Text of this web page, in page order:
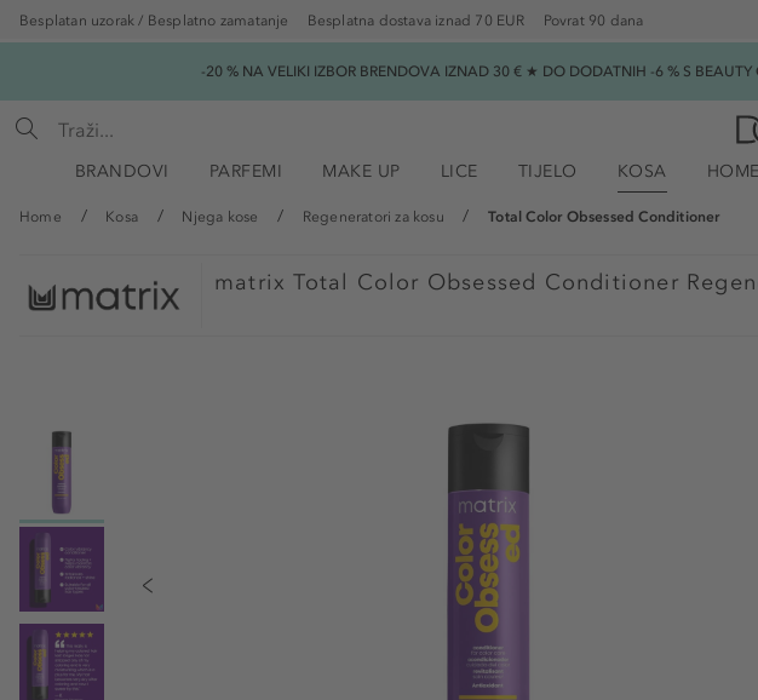
Besplatan uzorak / Besplatno zamatanje Besplatna dostava iznad 70 EUR Povrat 90 dana
-20 % NA VELIKI IZBOR BRENDOVA IZNAD 30 € ★ DO DODATNIH -6 % S
BRANDOVI PARFEMI MAKE UP LICE TIJELO KOSA
Home Kosa Njega kose Regeneratori za kosu Total Color Obsessed Conditioner
matrixTotal Color Obsessed Conditioner